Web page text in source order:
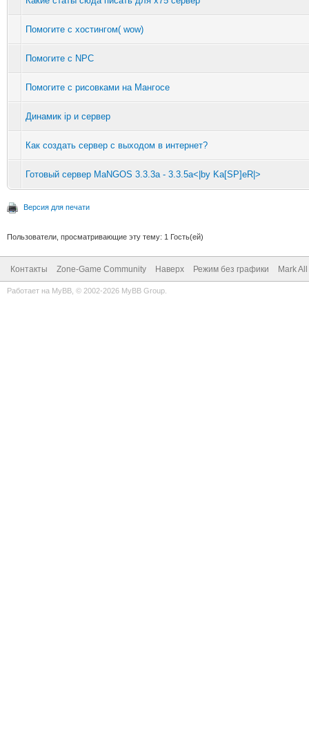
Помогите с хостингом( wow)
Помогите с NPC
Помогите с рисовками на Мангосе
Динамик ip и сервер
Как создать сервер с выходом в интернет?
Готовый сервер MaNGOS 3.3.3a - 3.3.5a<|by Ka[SP]eR|>
Версия для печати
Пользователи, просматривающие эту тему: 1 Гость(ей)
Контакты Zone-Game Community Наверх Режим без графики Mark
Работает на MyBB , © 2002-2026 MyBB Group